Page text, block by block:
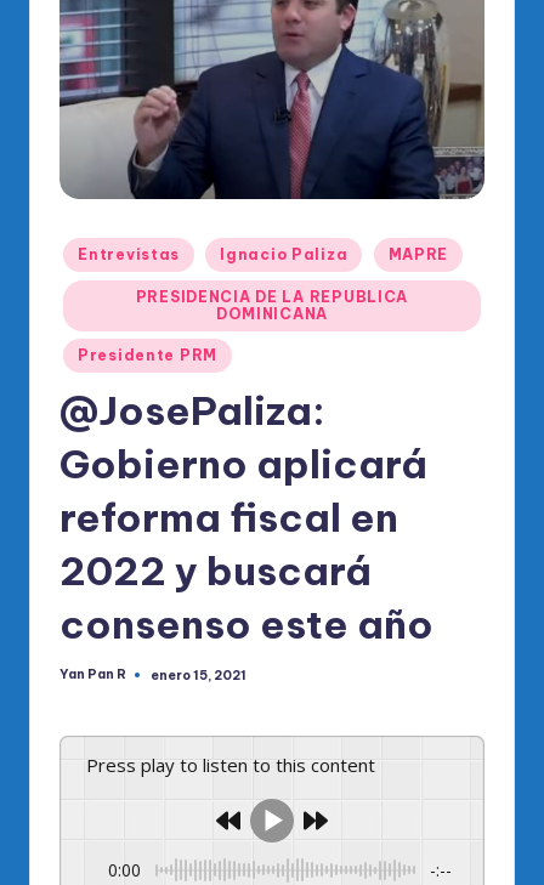
di
ci
al
el
P
M
Publicado
en
Entrevistas Ignacio Paliza MAPRE
PRESIDENCIA DE LA REPUBLICA
DOMINICANA
Presidente PRM
@JosePaliza:
Gobierno aplicará
reforma fiscal en
2022 y buscará
consenso este año
Publicado
Yan Pan R enero 15, 2021
Press play to listen to this content
0:00 -:--